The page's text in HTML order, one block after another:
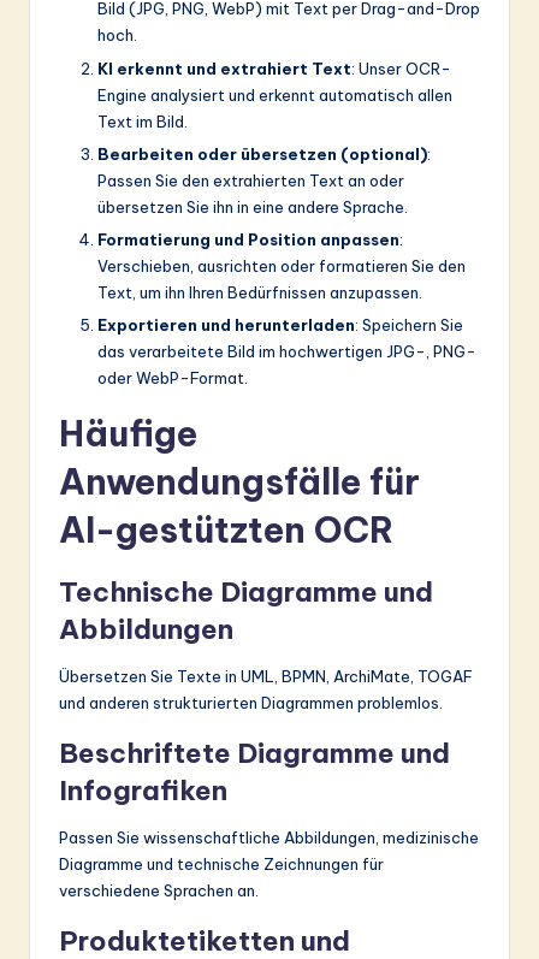
Bild (JPG, PNG, WebP) mit Text per Drag-and-Drop
hoch.
KI erkennt und extrahiert Text: Unser OCR-
Engine analysiert und erkennt automatisch allen
Text im Bild.
Bearbeiten oder übersetzen (optional):
Passen Sie den extrahierten Text an oder
übersetzen Sie ihn in eine andere Sprache.
Formatierung und Position anpassen:
Verschieben, ausrichten oder formatieren Sie den
Text, um ihn Ihren Bedürfnissen anzupassen.
Exportieren und herunterladen: Speichern Sie
das verarbeitete Bild im hochwertigen JPG-, PNG-
oder WebP-Format.
Häufige
Anwendungsfälle für
AI-gestützten OCR
Technische Diagramme und
Abbildungen
Übersetzen Sie Texte in UML, BPMN, ArchiMate, TOGAF
und anderen strukturierten Diagrammen problemlos.
Beschriftete Diagramme und
Infografiken
Passen Sie wissenschaftliche Abbildungen, medizinische
Diagramme und technische Zeichnungen für
verschiedene Sprachen an.
Produktetiketten und